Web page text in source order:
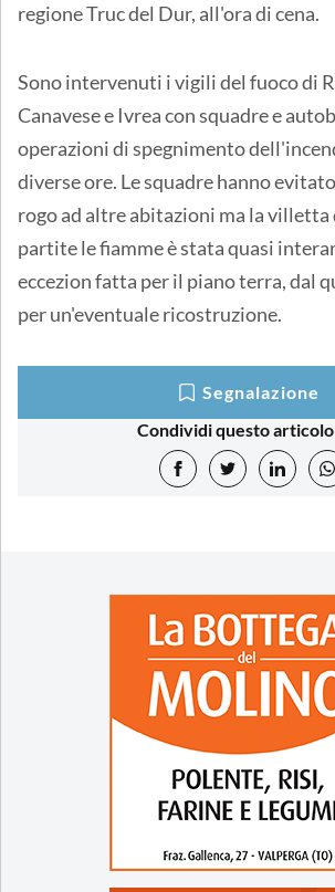
regione Truc del Dur, all'ora di cena.
Sono intervenuti i vigili del fuoco di
Canavese e Ivrea con squadre e
operazioni di spegnimento
diverse ore. Le squadre hanno
rogo ad altre abitazioni ma la villetta
partite le fiamme è stata quasi
eccezion fatta per il piano terra, dal
per un'eventuale ricostruzione.
Segnalazione
Condividi questo articolo